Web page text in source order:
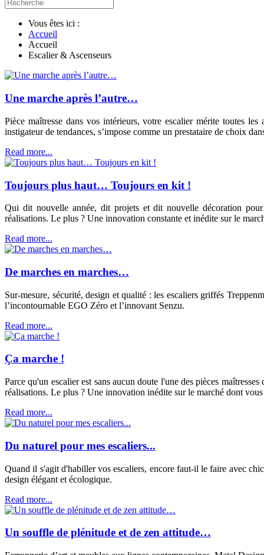
Vous êtes ici :
Accueil
Accueil
Escalier & Ascenseurs
Une marche après l’autre…
Pièce maîtresse dans vos intérieurs, votre escalier mérite toutes
instigateur de tendances, s’impose comme un prestataire de choix
Read more...
Toujours plus haut… Toujours en kit !
Qui dit nouvelle année, dit projets et dit nouvelle décoration
réalisations. Le plus ? Une innovation constante et inédite sur le
Read more...
De marches en marches…
Sur-mesure, sécurité, design et qualité : les escaliers griffés
l’incontournable EGO Zéro et l’innovant Senzu.
Read more...
Ça marche !
Parce qu'un escalier est sans aucun doute l'une des pièces
réalisations. Le plus ? Une innovation inédite sur le marché dont
Read more...
Du naturel pour mes escaliers...
Quand il s'agit d'habiller vos escaliers, encore faut-il le faire avec
design élégant et écologique.
Read more...
Un souffle de plénitude et de zen attitude…